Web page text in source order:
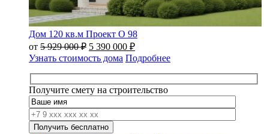
Дом 120 кв.м Проект О 98
от 5 929 000₽ Первоначальная
цена
составляла
5
929
5 390 000 ₽Текущая
цена:
5
390
000 ₽.
Узнать стоимость дома Подробнее
Получите смету на строительство